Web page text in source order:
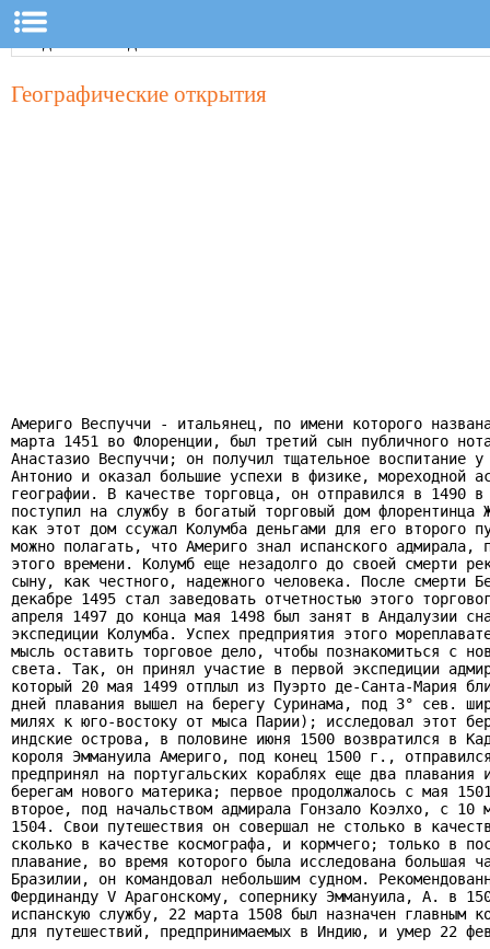
Географические открытия
Америго Веспуччи - итальянец, по имени которого
марта 1451 во Флоренции, был третий сын публичного
Анастазио Веспуччи; он получил тщательное воспитание
Антонио и оказал большие успехи в физике, мореходной
географии. В качестве торговца, он отправился в 1490
поступил на службу в богатый торговый дом флорентинца
как этот дом ссужал Колумба деньгами для его второго
можно полагать, что Америго знал испанского адмирала,
этого времени. Колумб еще незадолго до своей смерти
сыну, как честного, надежного человека. После смерти
декабре 1495 стал заведовать отчетностью этого
апреля 1497 до конца мая 1498 был занят в Андалузии
экспедиции Колумба. Успех предприятия этого
мысль оставить торговое дело, чтобы познакомиться с
света. Так, он принял участие в первой экспедиции
который 20 мая 1499 отплыл из Пуэрто де-Санта-Мария
дней плавания вышел на берегу Суринама, под 3° сев.
милях к юго-востоку от мыса Парии); исследовал этот
индские острова, в половине июня 1500 возвратился в
короля Эммануила Америго, под конец 1500 г.,
предпринял на португальских кораблях еще два плавания
берегам нового материка; первое продолжалось с мая
второе, под начальством адмирала Гонзало Коэлхо, с 10
1504. Свои путешествия он совершал не столько в
сколько в качестве космографа, и кормчего; только в
плавание, во время которого была исследована большая
Бразилии, он командовал небольшим судном.
Фердинанду V Арагонскому, сопернику Эммануила, А. в
испанскую службу, 22 марта 1508 был назначен главным
для путешествий, предпринимаемых в Индию, и умер 22